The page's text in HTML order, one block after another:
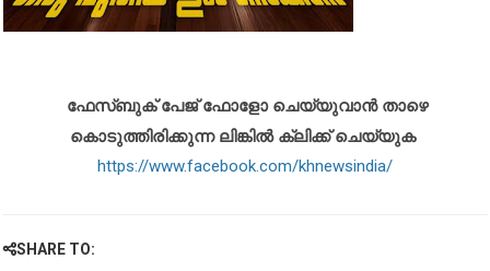
ഫേസ്ബുക് പേജ് ഫോളോ ചെയ്യുവാൻ താഴെ
കൊടുത്തിരിക്കുന്ന ലിങ്കിൽ ക്ലിക്ക് ചെയ്യുക
https://www.facebook.com/khnewsindia/
SHARE TO: